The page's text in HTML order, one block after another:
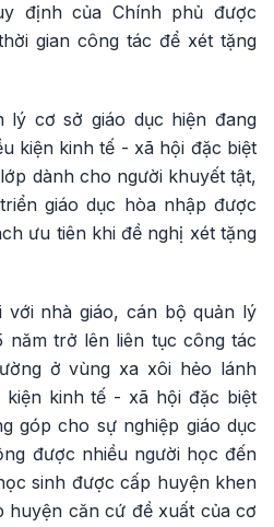
định của Chính phủ được
gian công tác để xét tặng
lý cơ sở giáo dục hiện đang
kiện kinh tế - xã hội đặc biệt
dành cho người khuyết tật,
giáo dục hòa nhập được
ưu tiên khi đề nghị xét tặng
với nhà giáo, cán bộ quản lý
năm trở lên liên tục công tác
ở vùng xa xôi hẻo lánh
kinh tế - xã hội đặc biệt
góp cho sự nghiệp giáo dục
được nhiều người học đến
sinh được cấp huyện khen
huyện căn cứ đề xuất của cơ